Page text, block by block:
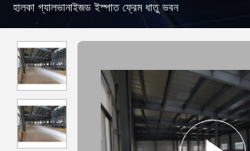
হালকা গ্যালভানাইজড ইস্পাত ফ্রেম ধাতু ভবন